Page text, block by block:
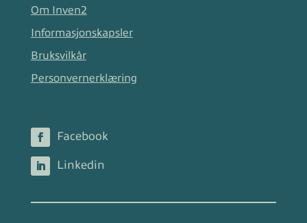
Om Inven2
Informasjonskapsler
Bruksvilkår
Personvernerklæring